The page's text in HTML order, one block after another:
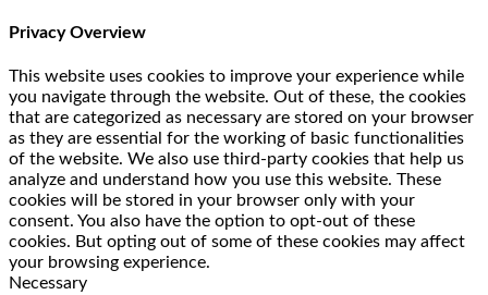
Privacy Overview
This website uses cookies to improve your experience while
you navigate through the website. Out of these, the cookies
that are categorized as necessary are stored on your browser
as they are essential for the working of basic functionalities
of the website. We also use third-party cookies that help us
analyze and understand how you use this website. These
cookies will be stored in your browser only with your
consent. You also have the option to opt-out of these
cookies. But opting out of some of these cookies may affect
your browsing experience.
Necessary